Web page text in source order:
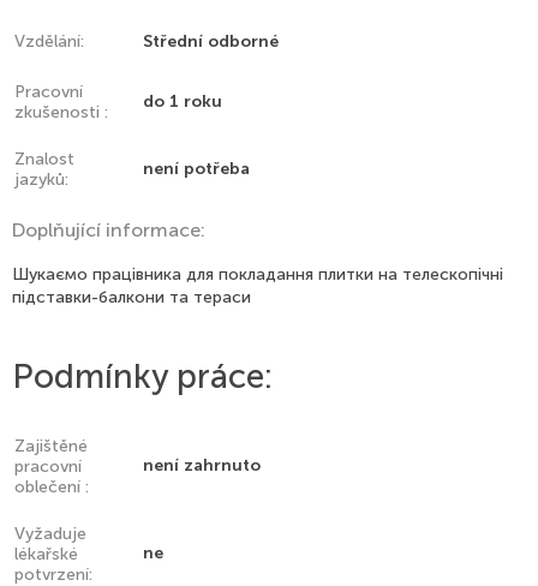
Vzdělání: Střední odborné
Pracovní
zkušenosti :
do 1 roku
Znalost
jazyků:
není potřeba
Doplňující informace:
Шукаємо працівника для покладання плитки на телескопічні
підставки-балкони та тераси
Podmínky práce:
Zajištěné
pracovní
oblečení :
není zahrnuto
Vyžaduje
lékařské
potvrzení:
ne